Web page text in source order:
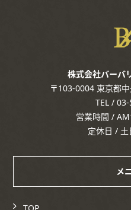
株式会社バーバ
〒103-0004 東京都
TEL /
営業時間 /
定休日 /
メ